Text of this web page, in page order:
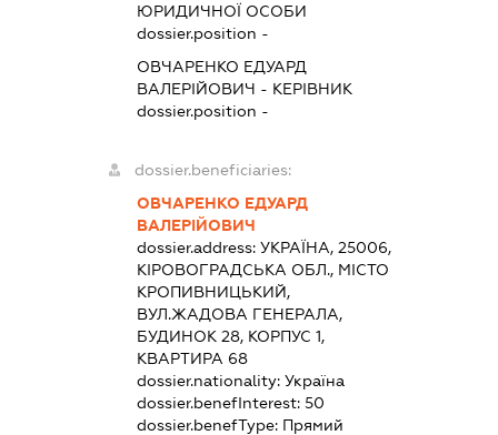
ЮРИДИЧНОЇ ОСОБИ
dossier.position -
ОВЧАРЕНКО ЕДУАРД
ВАЛЕРІЙОВИЧ - КЕРІВНИК
dossier.position -
dossier.beneficiaries:
ОВЧАРЕНКО ЕДУАРД
ВАЛЕРІЙОВИЧ
dossier.address:УКРАЇНА, 25006,
КІРОВОГРАДСЬКА ОБЛ., МІСТО
КРОПИВНИЦЬКИЙ,
ВУЛ.ЖАДОВА ГЕНЕРАЛА,
БУДИНОК 28, КОРПУС 1,
КВАРТИРА 68
dossier.nationality:Україна
dossier.benefInterest:50
dossier.benefType: Прямий